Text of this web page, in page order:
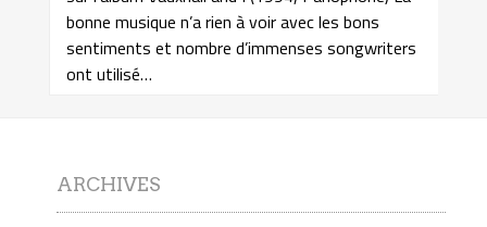
bonne musique n’a rien à voir avec les bons
sentiments et nombre d’immenses songwriters
ont utilisé…
ARCHIVES